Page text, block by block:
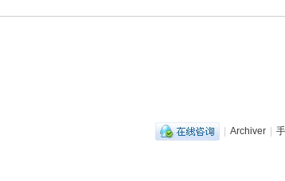
| Archiver |